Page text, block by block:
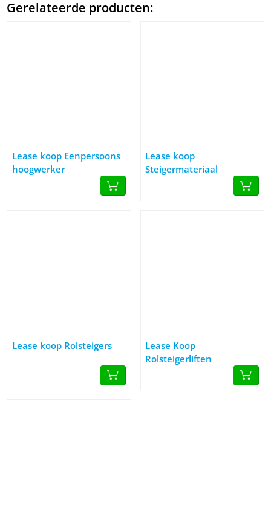
Gerelateerde producten:
Afbeelding Lease koop Eenpersoons hoogwerker
Lease koop Eenpersoons
hoogwerker
Afbeelding Lease koop
Lease koop
Steigermateriaal
Afbeelding Lease koop Rolsteigers
Lease koop Rolsteigers Afbeelding Lease Koop
Lease Koop
Rolsteigerliften